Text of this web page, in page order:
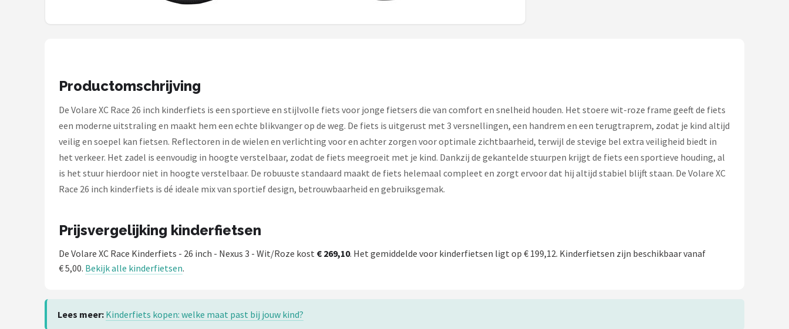
New Looxs
BBB Cycling
Schwalbe
Alle merken →
Productomschrijving
De Volare XC Race 26 inch kinderfiets is een sportieve en stijlvolle fiets voor jonge fietsers die van comfort en snelheid houden. Het stoere wit-roze frame geeft de fiets
een moderne uitstraling en maakt hem een echte blikvanger op de weg. De fiets is uitgerust met 3 versnellingen, een handrem en een terugtraprem, zodat je kind altijd
veilig en soepel kan fietsen. Reflectoren in de wielen en verlichting voor en achter zorgen voor optimale zichtbaarheid, terwijl de stevige bel extra veiligheid biedt in
het verkeer. Het zadel is eenvoudig in hoogte verstelbaar, zodat de fiets meegroeit met je kind. Dankzij de gekantelde stuurpen krijgt de fiets een sportieve houding, al
is het stuur hierdoor niet in hoogte verstelbaar. De robuuste standaard maakt de fiets helemaal compleet en zorgt ervoor dat hij altijd stabiel blijft staan. De Volare XC
Race 26 inch kinderfiets is dé ideale mix van sportief design, betrouwbaarheid en gebruiksgemak.
Prijsvergelijking kinderfietsen
De Volare XC Race Kinderfiets - 26 inch - Nexus 3 - Wit/Roze kost € 269,10. Het gemiddelde voor kinderfietsen ligt op € 199,12. Kinderfietsen zijn beschikbaar vanaf
€ 5,00. Bekijk alle kinderfietsen.
Lees meer: Kinderfiets kopen: welke maat past bij jouw kind?